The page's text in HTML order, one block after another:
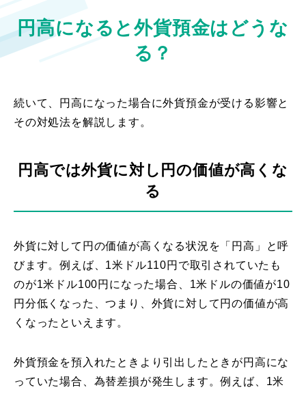
円高になると外貨預金はどうな
る？
続いて、円高になった場合に外貨預金が受ける影響と
その対処法を解説します。
円高では外貨に対し円の価値が高くな
る
外貨に対して円の価値が高くなる状況を「円高」と呼
びます。例えば、1米ドル110円で取引されていたも
のが1米ドル100円になった場合、1米ドルの価値が10
円分低くなった、つまり、外貨に対して円の価値が高
くなったといえます。
外貨預金を預入れたときより引出したときが円高にな
っていた場合、為替差損が発生します。例えば、1米